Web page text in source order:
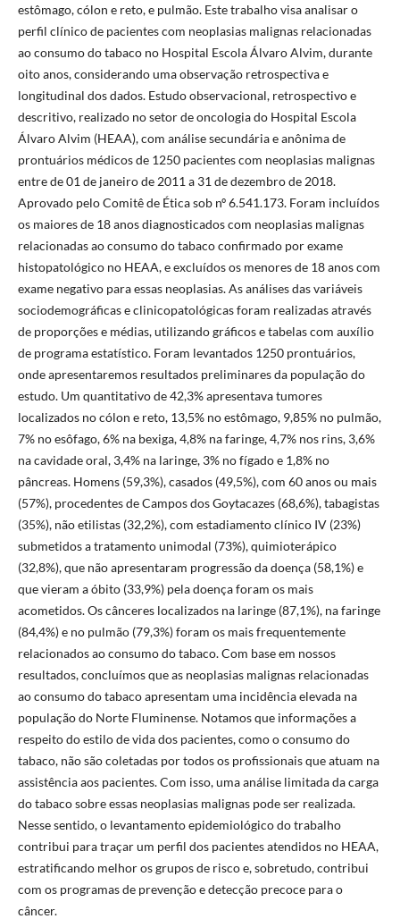
estômago, cólon e reto, e pulmão. Este trabalho visa analisar o
perfil clínico de pacientes com neoplasias malignas relacionadas
ao consumo do tabaco no Hospital Escola Álvaro Alvim, durante
oito anos, considerando uma observação retrospectiva e
longitudinal dos dados. Estudo observacional, retrospectivo e
descritivo, realizado no setor de oncologia do Hospital Escola
Álvaro Alvim (HEAA), com análise secundária e anônima de
prontuários médicos de 1250 pacientes com neoplasias malignas
entre de 01 de janeiro de 2011 a 31 de dezembro de 2018.
Aprovado pelo Comitê de Ética sob nº 6.541.173. Foram incluídos
os maiores de 18 anos diagnosticados com neoplasias malignas
relacionadas ao consumo do tabaco confirmado por exame
histopatológico no HEAA, e excluídos os menores de 18 anos com
exame negativo para essas neoplasias. As análises das variáveis
sociodemográficas e clinicopatológicas foram realizadas através
de proporções e médias, utilizando gráficos e tabelas com auxílio
de programa estatístico. Foram levantados 1250 prontuários,
onde apresentaremos resultados preliminares da população do
estudo. Um quantitativo de 42,3% apresentava tumores
localizados no cólon e reto, 13,5% no estômago, 9,85% no pulmão,
7% no esôfago, 6% na bexiga, 4,8% na faringe, 4,7% nos rins, 3,6%
na cavidade oral, 3,4% na laringe, 3% no fígado e 1,8% no
pâncreas. Homens (59,3%), casados (49,5%), com 60 anos ou mais
(57%), procedentes de Campos dos Goytacazes (68,6%), tabagistas
(35%), não etilistas (32,2%), com estadiamento clínico IV (23%)
submetidos a tratamento unimodal (73%), quimioterápico
(32,8%), que não apresentaram progressão da doença (58,1%) e
que vieram a óbito (33,9%) pela doença foram os mais
acometidos. Os cânceres localizados na laringe (87,1%), na faringe
(84,4%) e no pulmão (79,3%) foram os mais frequentemente
relacionados ao consumo do tabaco. Com base em nossos
resultados, concluímos que as neoplasias malignas relacionadas
ao consumo do tabaco apresentam uma incidência elevada na
população do Norte Fluminense. Notamos que informações a
respeito do estilo de vida dos pacientes, como o consumo do
tabaco, não são coletadas por todos os profissionais que atuam na
assistência aos pacientes. Com isso, uma análise limitada da carga
do tabaco sobre essas neoplasias malignas pode ser realizada.
Nesse sentido, o levantamento epidemiológico do trabalho
contribui para traçar um perfil dos pacientes atendidos no HEAA,
estratificando melhor os grupos de risco e, sobretudo, contribui
com os programas de prevenção e detecção precoce para o
câncer.